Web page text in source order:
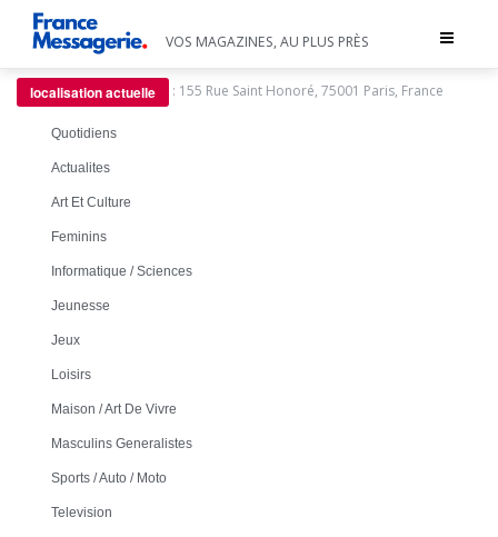
Toggle
VOS MAGAZINES, AU PLUS PRÈS
localisation actuelle : 155 Rue Saint Honoré, 75001 Paris, France
Quotidiens
Actualites
Art Et Culture
Feminins
Informatique / Sciences
Jeunesse
Jeux
Loisirs
Maison / Art De Vivre
Masculins Generalistes
Sports / Auto / Moto
Television